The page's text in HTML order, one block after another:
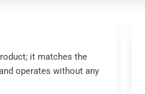
it matches the
operates without any